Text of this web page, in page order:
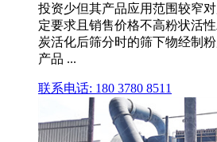
投资少但其产品应用范围较窄
定要求且销售价格不高粉状活
炭活化后筛分时的筛下物经制
产品 ...
联系电话: 180 3780 8511